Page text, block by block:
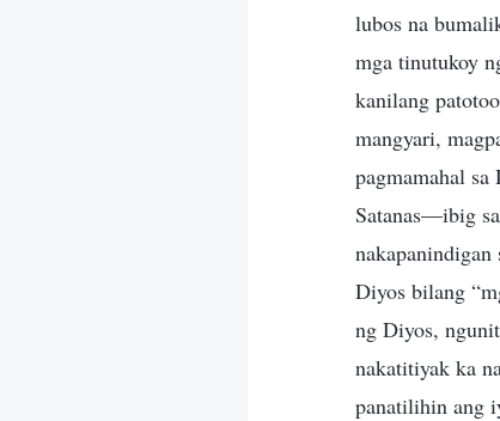
lubos na
mga tinutukoy
kanilang
mangyari,
pagmamahal
Satanas—ibig
Diyos bilang
ng Diyos,
nakatitiyak ka
panatilihin ang